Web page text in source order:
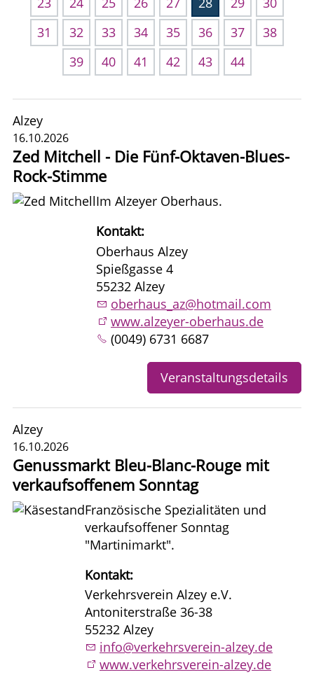
31
32 33 34 35 36 37
38
39
40 41 42 43 44
Alzey
16.10.2026
Zed Mitchell - Die Fünf-Oktaven-Blues-
Rock-Stimme
Im Alzeyer Oberhaus.
Kontakt:
Oberhaus Alzey
Spießgasse 4
55232 Alzey
oberhaus_az@hotmail.com
www.alzeyer-oberhaus.de
(0049) 6731 6687
Veranstaltungsdetails
Alzey
16.10.2026
Genussmarkt Bleu-Blanc-Rouge mit
verkaufsoffenem Sonntag
Französische Spezialitäten und
verkaufsoffener Sonntag
"Martinimarkt".
Kontakt:
Verkehrsverein Alzey e.V.
Antoniterstraße 36-38
55232 Alzey
info@verkehrsverein-alzey.de
www.verkehrsverein-alzey.de